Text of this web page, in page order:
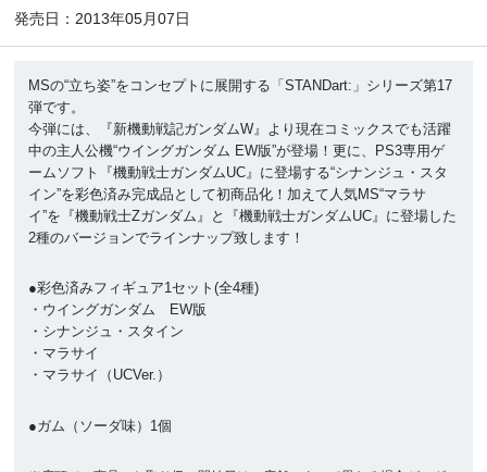
発売日：2013年05月07日
MSの“立ち姿”をコンセプトに展開する「STANDart:」シリーズ第17
弾です。
今弾には、『新機動戦記ガンダムW』より現在コミックスでも活躍
中の主人公機“ウイングガンダム EW版”が登場！更に、PS3専用ゲ
ームソフト『機動戦士ガンダムUC』に登場する“シナンジュ・スタ
イン”を彩色済み完成品として初商品化！加えて人気MS“マラサ
イ”を『機動戦士Zガンダム』と『機動戦士ガンダムUC』に登場した
2種のバージョンでラインナップ致します！
●彩色済みフィギュア1セット(全4種)
・ウイングガンダム EW版
・シナンジュ・スタイン
・マラサイ
・マラサイ（UCVer.）
●ガム（ソーダ味）1個